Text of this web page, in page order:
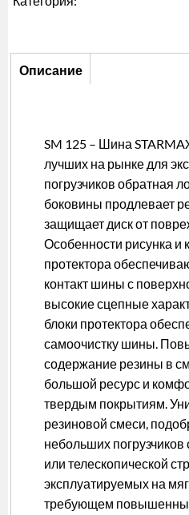
Описание
Описание
SM 125 – Шина
лучших на рынке для
погрузчиков обратная
боковины продлевает
защищает диск от
Особенности рисунка и
протектора
контакт шины с
высокие сцепные
блоки протектора
самоочистку шины.
содержание резины в
большой ресурс и
твердым покрытиям.
резиновой смеси,
небольших погрузчиков
или телескопической
эксплуатируемых на
требующем